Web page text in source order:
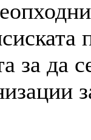
за да